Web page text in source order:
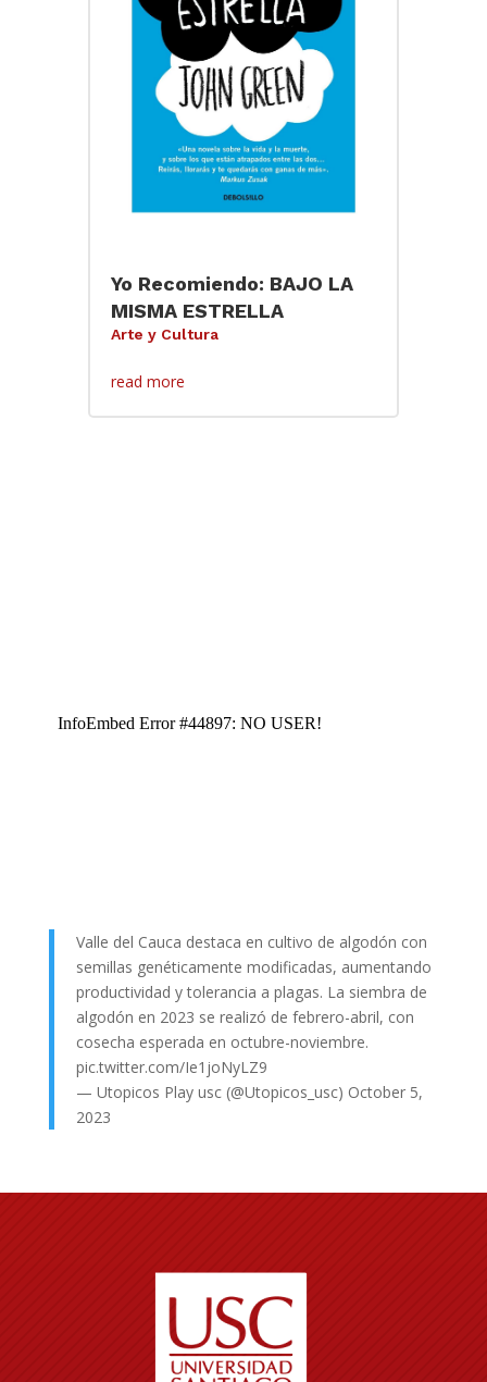
Yo Recomiendo: BAJO LA
MISMA ESTRELLA
Arte y Cultura
read more
Valle del Cauca destaca en cultivo de algodón con
semillas genéticamente modificadas, aumentando
productividad y tolerancia a plagas. La siembra de
algodón en 2023 se realizó de febrero-abril, con
cosecha esperada en octubre-noviembre.
pic.twitter.com/Ie1joNyLZ9
— Utopicos Play usc (@Utopicos_usc) October 5,
2023